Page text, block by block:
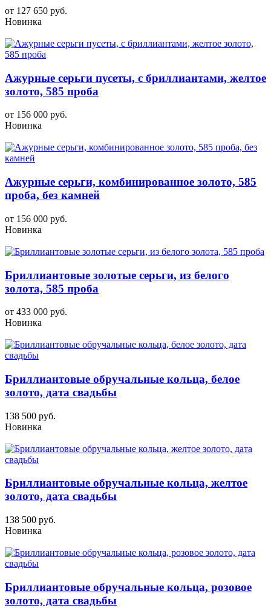
от 127 650 руб.
Новинка
Ажурные серьги пусеты, с бриллиантами, желтое
золото, 585 проба
от 156 000 руб.
Новинка
Ажурные серьги, комбинированное золото, 585
проба, без камней
от 156 000 руб.
Новинка
Бриллиантовые золотые серьги, из белого
золота, 585 проба
от 433 000 руб.
Новинка
Бриллиантовые обручальные кольца, белое
золото, дата свадьбы
138 500 руб.
Новинка
Бриллиантовые обручальные кольца, желтое
золото, дата свадьбы
138 500 руб.
Новинка
Бриллиантовые обручальные кольца, розовое
золото, дата свадьбы